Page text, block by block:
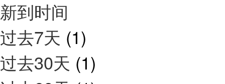
新到时间
过去7天 (1)
过去30天 (1)